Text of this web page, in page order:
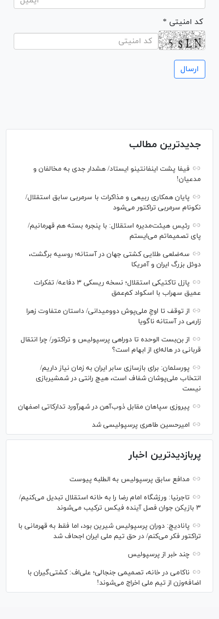
* کد امنیتی
جدیدترین مطالب
فیفا پشت اینفانتینو ایستاد/ هشدار جدی به مخالفان و
مدعیان!
پایان همکاری ربیعی و مذاکرات با سرمربی سابق استقلال/
نکونام سرمربی تراکتور می‌شود
رئیس هیئت‌مدیره استقلال: با پنجره بسته هم قهرمانیم/
پای تصمیماتم می‌ایستم
سه‌ضلعی طلایی کشتی جهان در آستانه؛ روسیه برگشت،
دوئل بزرگ ایران و آمریکا
پازل تاکتیکی استقلال؛ نسخه ریسکی ۳ دفاعه/ تفکرات
عمیق سهراب با اسکواد کم‌عمق
از توقف تا اوجِ ملی‌پوش دوومیدانی/ داستان متفاوت زهرا
زارعی در آستانه ناگویا
از بن‌بست الوحده تا دوراهی پرسپولیس و تراکتور/ چرا انتقال
قربانی در هاله‌ای از ابهام است؟
پورسلمان: برای بازسازی سابر ایران به زمان نیاز داریم/
انتخاب ملی‌پوشان شفاف است، هیچ رانتی در شمشیربازی
نیست
پیروزی سپاهان مقابل ذوب‌آهن در شهرآورد تدارکاتی اصفهان
امیرحسین طاهری پرسپولیسی شد
پربازدیدترین اخبار
مدافع سابق پرسپولیس به الطلبه پیوست
تاجرنیا: ورزشگاه امام رضا را به خانه استقلال تبدیل می‌کنیم/
۳ بازیکن جوان فصل آینده فیکس ترکیب می‌شوند
پانادیچ: دوران پرسپولیس شیرین بود، اما فقط به قهرمانی با
تراکتور فکر می‌کنم/ در حق تیم ملی ایران اجحاف شد
چند خبر از پرسپولیس
ناکامی در خانه، تصمیمی جنجالی؛ علی‌اف: کشتی‌گیران با
اضافه‌وزن از تیم ملی اخراج می‌شوند!